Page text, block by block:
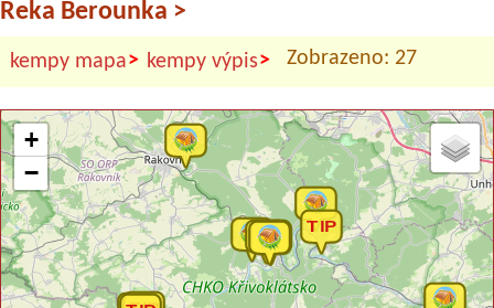
Řeka Berounka >
kempy mapa> kempy výpis> Zobrazeno: 27
+
−